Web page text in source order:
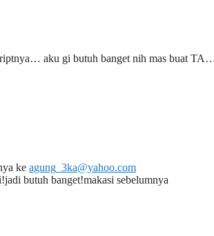
aku gi butuh banget nih mas buat
ke agung_3ka@yahoo.com
butuh banget!makasi sebelumnya